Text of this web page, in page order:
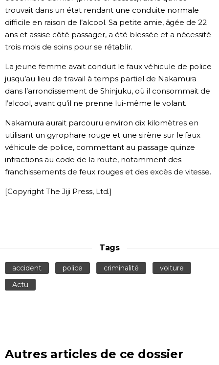
trouvait dans un état rendant une conduite normale
difficile en raison de l’alcool. Sa petite amie, âgée de 22
ans et assise côté passager, a été blessée et a nécessité
trois mois de soins pour se rétablir.
La jeune femme avait conduit le faux véhicule de police
jusqu’au lieu de travail à temps partiel de Nakamura
dans l’arrondissement de Shinjuku, où il consommait de
l’alcool, avant qu’il ne prenne lui-même le volant.
Nakamura aurait parcouru environ dix kilomètres en
utilisant un gyrophare rouge et une sirène sur le faux
véhicule de police, commettant au passage quinze
infractions au code de la route, notamment des
franchissements de feux rouges et des excès de vitesse.
[Copyright The Jiji Press, Ltd.]
Tags
accident police criminalité
voiture
Actu
Autres articles de ce dossier